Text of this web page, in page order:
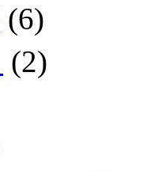
(6)
(2)